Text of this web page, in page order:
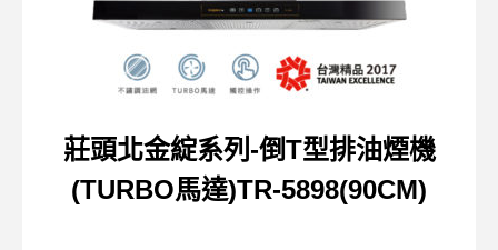
莊頭北金綻系列-倒T型排油煙機
(TURBO馬達)TR-5898(90CM)